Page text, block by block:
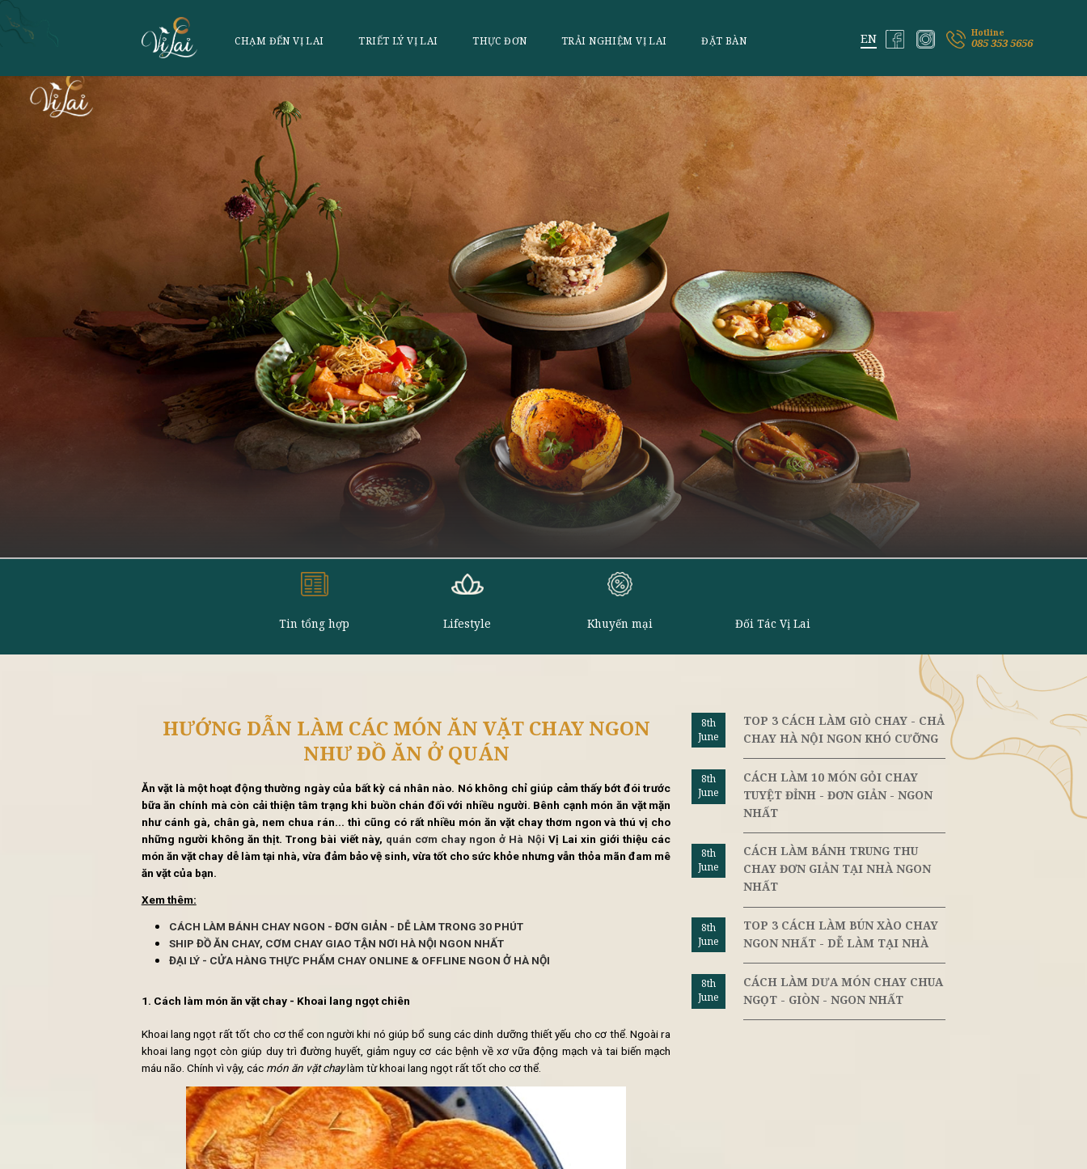
CHẠM ĐẾN VỊ LAI TRIẾT LÝ VỊ LAI THỰC ĐƠN TRẢI NGHIỆM VỊ LAI ĐẶT BÀN
Tin tổng hợp Lifestyle Khuyến mại Đối Tác Vị Lai
HƯỚNG DẪN LÀM CÁC MÓN ĂN VẶT CHAY NGON
Ăn vặt là một hoạt động thường ngày của bất kỳ cá nhân nào. Nó không chỉ giúp cảm thấy bớt đói trước
bữa ăn chính mà còn cải thiện tâm trạng khi buồn chán đối với nhiều người. Bênh cạnh món ăn vặt mặn
như cánh gà, chân gà, nem chua rán... thì cũng có rất nhiều món ăn vặt chay thơm ngon và thú vị cho
Vị Lai xin giới thiệu các
món ăn vặt chay dễ làm tại nhà, vừa đảm bảo vệ sinh, vừa tốt cho sức khỏe nhưng vẫn thỏa mãn đam mê
ăn vặt của bạn.
Xem thêm:
CÁCH LÀM BÁNH CHAY NGON - ĐƠN GIẢN - DỄ LÀM TRONG 30 PHÚT
SHIP ĐỒ ĂN CHAY, CƠM CHAY GIAO TẬN NƠI HÀ NỘI NGON NHẤT
ĐẠI LÝ - CỬA HÀNG THỰC PHẨM CHAY ONLINE & OFFLINE NGON Ở HÀ NỘI
8th
June
TOP 3 CÁCH LÀM GIÒ CHAY -
CHAY HÀ NỘI NGON KHÓ
8th
June
CÁCH LÀM 10 MÓN GỎI CHAY
TUYỆT ĐỈNH - ĐƠN GIẢN -
NHẤT
8th
June
CÁCH LÀM BÁNH TRUNG THU
CHAY ĐƠN GIẢN TẠI NHÀ